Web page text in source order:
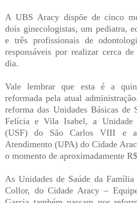
A UBS Aracy dispõe de cinco
dois ginecologistas, um pediatra,
e três profissionais de
responsáveis por realizar cerca
dia.
Vale lembrar que esta é a
reformada pela atual
reforma das Unidades Básicas de
Felícia e Vila Isabel, a Unidade
(USF) do São Carlos VIII e a
Atendimento (UPA) do Cidade
o momento de aproximadamente
As Unidades de Saúde da Família
Collor, do Cidade Aracy –